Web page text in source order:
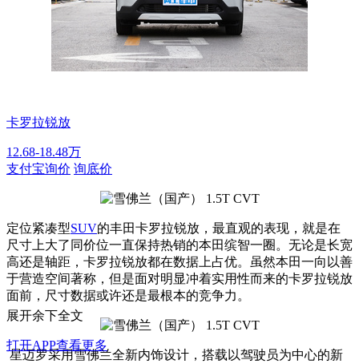
卡罗拉锐放
12.68-18.48万
支付宝询价 询底价
定位紧凑型SUV的丰田卡罗拉锐放，最直观的表现，就是在
尺寸上大了同价位一直保持热销的本田缤智一圈。无论是长宽
高还是轴距，卡罗拉锐放都在数据上占优。虽然本田一向以善
于营造空间著称，但是面对明显冲着实用性而来的卡罗拉锐放
面前，尺寸数据或许还是最根本的竞争力。
星迈罗采用雪佛兰全新内饰设计，搭载以驾驶员为中心的新
展开余下全文
打开APP查看更多